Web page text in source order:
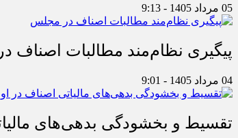
05 مرداد 1405 - 9:13
پیگیری نظام‌مند مطالبات اصناف
04 مرداد 1405 - 9:01
تقسیط و بخشودگی بدهی‌های